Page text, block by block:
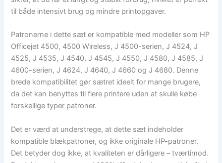
til både intensivt brug og mindre printopgaver.
Patronerne i dette sæt er kompatible med modeller som HP
Officejet 4500, 4500 Wireless, J 4500-serien, J 4524, J
4525, J 4535, J 4540, J 4545, J 4550, J 4580, J 4585, J
4600-serien, J 4624, J 4640, J 4660 og J 4680. Denne
brede kompatibilitet gør sætret ideelt for mange brugere,
da det kan benyttes til flere printere uden at skulle købe
forskellige typer patroner.
Det er værd at understrege, at dette sæt indeholder
kompatible blækpatroner, og ikke originale HP-patroner.
Det betyder dog ikke, at kvaliteten er dårligere – tværtimod.